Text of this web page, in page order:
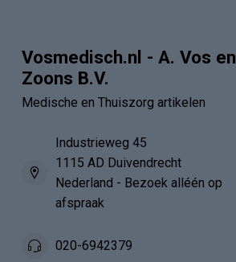
Vosmedisch.nl - A. Vos en
Zoons B.V.
Medische en Thuiszorg artikelen
Industrieweg 45
1115 AD Duivendrecht
Nederland - Bezoek alléén op
afspraak
020-6942379